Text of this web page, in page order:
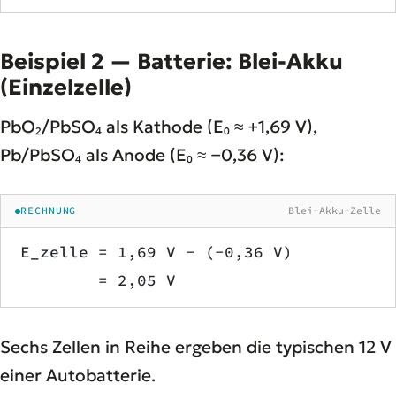
Beispiel 2 — Batterie: Blei-Akku
(Einzelzelle)
PbO₂/PbSO₄ als Kathode (E₀ ≈ +1,69 V),
Pb/PbSO₄ als Anode (E₀ ≈ −0,36 V):
RECHNUNG Blei-Akku-Zelle
E_zelle = 1,69 V − (−0,36 V)
        = 2,05 V
Sechs Zellen in Reihe ergeben die typischen 12 V
einer Autobatterie.